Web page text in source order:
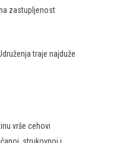
zastupljenost
traje najduže
vrše cehovi